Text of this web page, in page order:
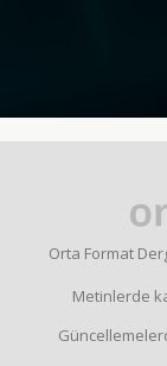
Orta Format
Metinlerde